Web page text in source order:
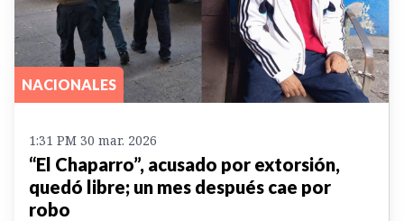
NACIONALES
1:31 PM 30 mar. 2026
“El Chaparro”, acusado por extorsión,
quedó libre; un mes después cae por
robo